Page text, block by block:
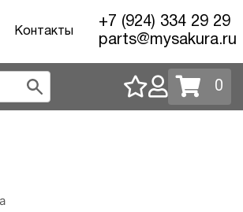
Контакты
+7 (924) 334 29 29
parts@mysakura.ru
0